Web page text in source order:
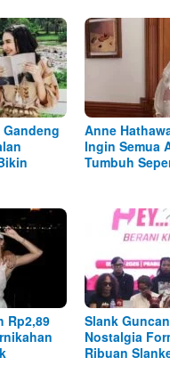
Anne
Ingin Semua
Tumbuh
Rp2,89
Slank
Nostalgia
Ribuan